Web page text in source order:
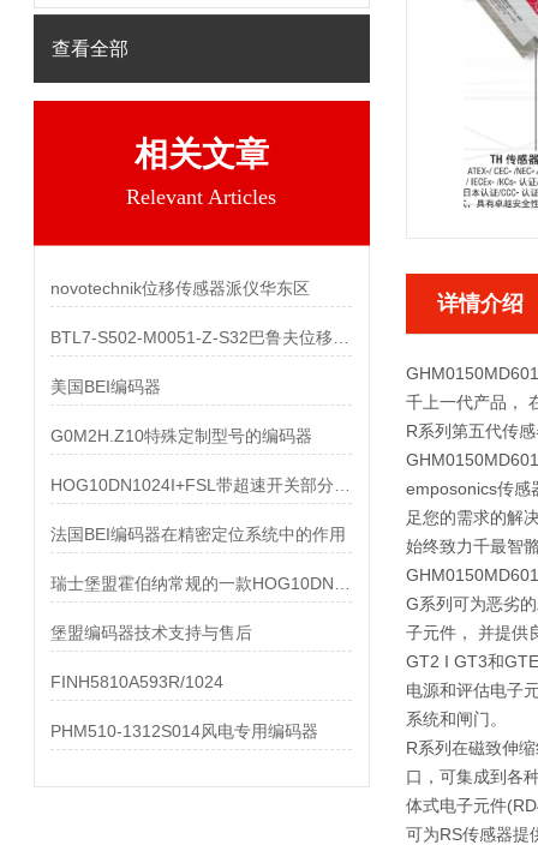
查看全部
相关文章
Relevant Articles
novotechnik位移传感器派仪华东区
美国BEI编码器
G0M2H.Z10特殊定制型号的编码器
法国BEI编码器在精密定位系统中的作用
堡盟编码器技术支持与售后
FINH5810A593R/1024
PHM510-1312S014风电专用编码器
详情介绍
千上一代产品，
R系列第五代传
emposonics传感
足您的需求的解
始终致力千最智
G系列可为恶劣
子元件， 并提供
GT2 I GT3和
电源和评估电子
系统和闸门。
R系列在磁致伸
口，可集成到各
体式电子元件
可为RS传感器提